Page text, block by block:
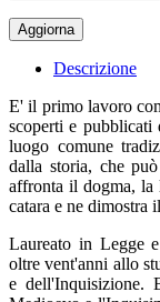
Descrizione
E' il primo lavoro
scoperti e
luogo comune
dalla storia, che
affronta il dogma,
catara e ne dimostra
Laureato in Legge
oltre vent'anni allo
e dell'Inquisizione.